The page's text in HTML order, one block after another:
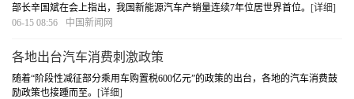
部长辛国斌在会上指出，我国新能源汽车产销量连续7年位居世界首位。 [详细]
06-15 08:56
中国新闻网
各地出台汽车消费刺激政策
随着“阶段性减征部分乘用车购置税600亿元”的政策的出台，各地的汽车消费鼓
励政策也接踵而至。 [详细]